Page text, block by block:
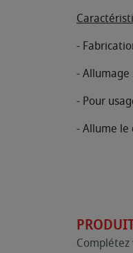
-
- Allumage
- Pour
- Allume le